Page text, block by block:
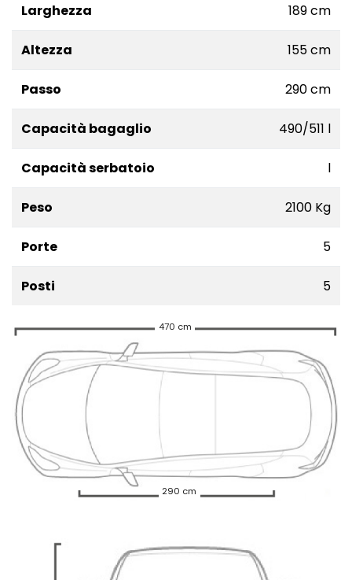
Larghezza 189 cm
Altezza 155 cm
Passo 290 cm
Capacità bagaglio 490/511 l
Capacità serbatoio l
Peso 2100 Kg
Porte 5
Posti 5
470 cm
290 cm